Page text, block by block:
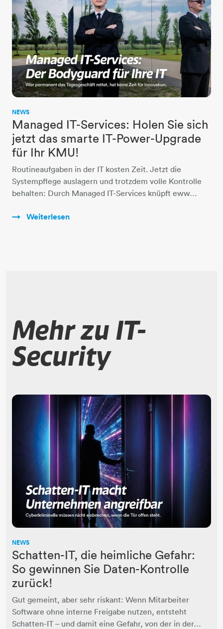
NEWS
Managed IT-Services: Holen Sie sich
jetzt das smarte IT-Power-Upgrade
für Ihr KMU!
Routineaufgaben in der IT kosten Zeit. Jetzt die
Systempflege auslagern und trotzdem volle Kontrolle
behalten: Durch Managed IT-Services knüpft eww…
Weiterlesen
Mehr zu IT-
Security
NEWS
Schatten-IT, die heimliche Gefahr:
So gewinnen Sie Daten-Kontrolle
zurück!
Gut gemeint, aber sehr riskant: Wenn Mitarbeiter
Software ohne interne Freigabe nutzen, entsteht
Schatten-IT – und damit eine Gefahr, von der in der…